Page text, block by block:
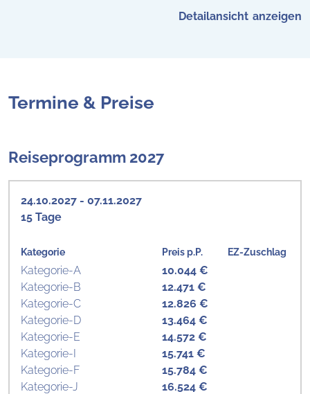
Detailansicht
Termine & Preise
Reiseprogramm 2027
24.10.2027 - 07.11.2027
15 Tage
Kategorie Preis p.P. EZ-Zuschlag
Kategorie-A
10.044 €
Kategorie-B
12.471 €
Kategorie-C
12.826 €
Kategorie-D
13.464 €
Kategorie-E
14.572 €
Kategorie-I
15.741 €
Kategorie-F
15.784 €
Kategorie-J
16.524 €